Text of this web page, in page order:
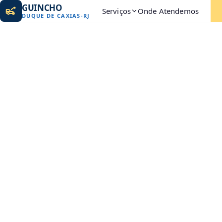
GUINCHO
DUQUE DE CAXIAS-RJ Serviços Onde Atendemos